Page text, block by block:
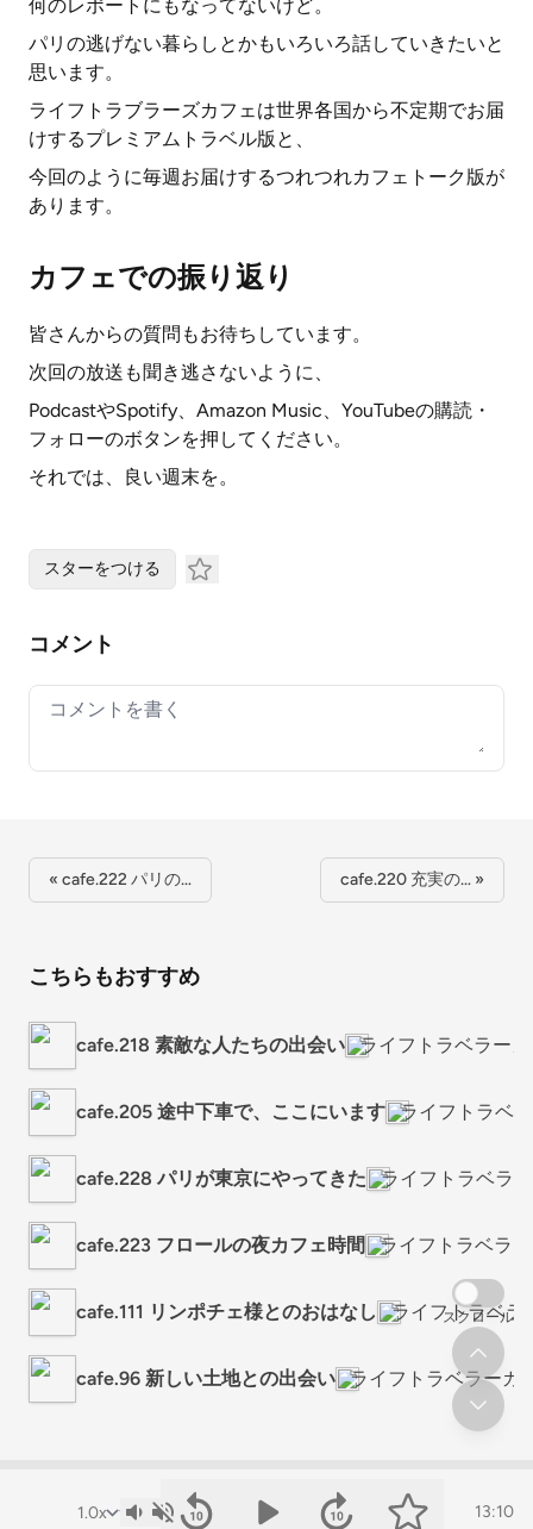
何のレポートにもなってないけど。
パリの逃げない暮らしとかもいろいろ話していきたいと
思います。
ライフトラブラーズカフェは世界各国から不定期でお届
けするプレミアムトラベル版と、
今回のように毎週お届けするつれつれカフェトーク版が
あります。
カフェでの振り返り
皆さんからの質問もお待ちしています。
次回の放送も聞き逃さないように、
PodcastやSpotify、Amazon Music、YouTubeの購読・
フォローのボタンを押してください。
それでは、良い週末を。
13:10
スターをつける
コメント
Your comment
« cafe.222 パリの… cafe.220 充実の… »
こちらもおすすめ
cafe.218 素敵な人たちの出会い ライフトラベラー
cafe.205 途中下車で、ここにいます ライフトラベ
cafe.228 パリが東京にやってきた ライフトラベラ
cafe.223 フロールの夜カフェ時間 ライフトラベラ
cafe.111 リンポチェ様とのおはなし ライフトラベラ
cafe.96 新しい土地との出会い ライフトラベラーカ
スクロール